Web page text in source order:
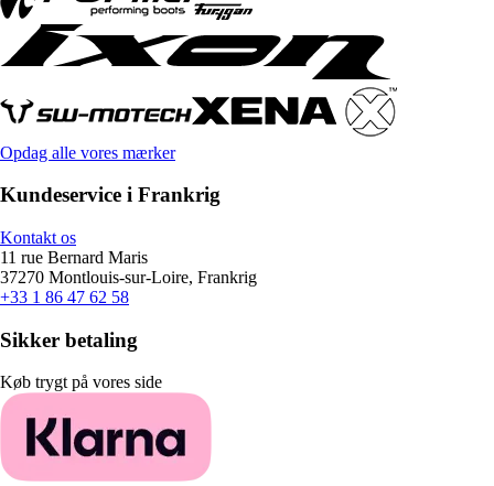
Opdag alle vores mærker
Kundeservice i Frankrig
Kontakt os
11 rue Bernard Maris
37270 Montlouis-sur-Loire, Frankrig
+33 1 86 47 62 58
Sikker betaling
Køb trygt på vores side